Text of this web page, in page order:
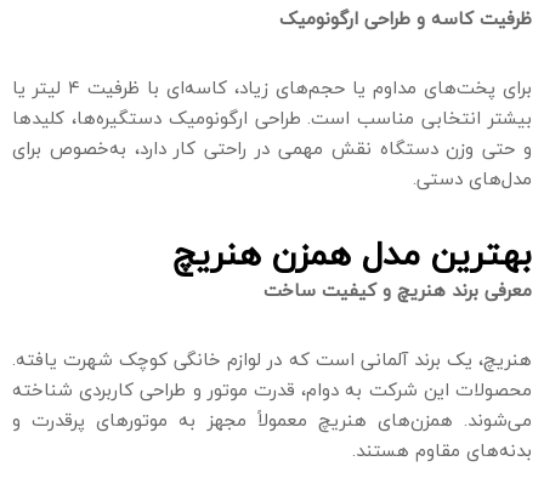
ظرفیت کاسه و طراحی ارگونومیک
برای پخت‌های مداوم یا حجم‌های زیاد، کاسه‌ای با ظرفیت ۴ لیتر یا
بیشتر انتخابی مناسب است. طراحی ارگونومیک دستگیره‌ها، کلیدها
و حتی وزن دستگاه نقش مهمی در راحتی کار دارد، به‌خصوص برای
مدل‌های دستی.
بهترین مدل همزن هنریچ
معرفی برند هنریچ و کیفیت ساخت
هنریچ، یک برند آلمانی است که در لوازم خانگی کوچک شهرت یافته.
محصولات این شرکت به دوام، قدرت موتور و طراحی کاربردی شناخته
می‌شوند. همزن‌های هنریچ معمولاً مجهز به موتورهای پرقدرت و
بدنه‌های مقاوم هستند.